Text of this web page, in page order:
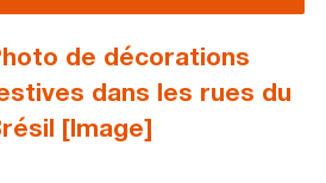
de décorations
dans les rues du
[Image]